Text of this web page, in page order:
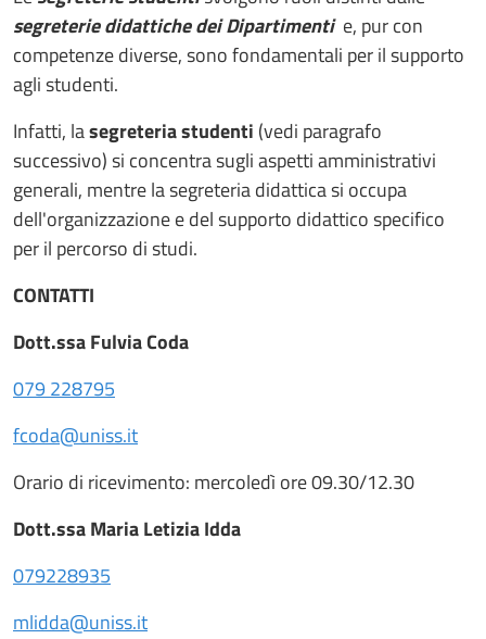
segreterie didattiche dei Dipartimentie, pur con
competenze diverse, sono fondamentali per il supporto
agli studenti.
Infatti, lasegreteria studenti (vedi paragrafo
successivo) si concentra sugli aspetti amministrativi
generali, mentre la segreteria didattica si occupa
dell'organizzazione e del supporto didattico specifico
per il percorso di studi.
CONTATTI
Dott.ssa Fulvia Coda
079 228795
fcoda@uniss.it
Orario di ricevimento: mercoledì ore 09.30/12.30
Dott.ssa Maria Letizia Idda
079228935
mlidda@uniss.it